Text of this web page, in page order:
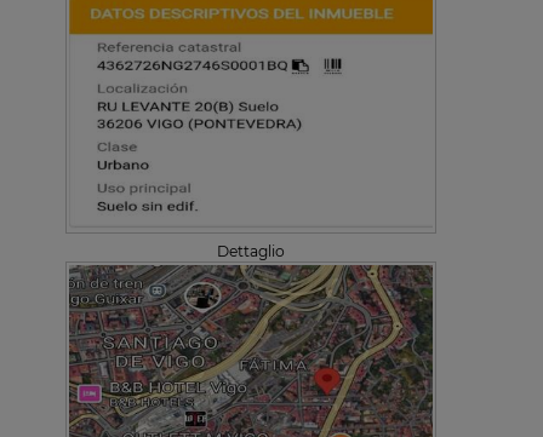
Dettaglio